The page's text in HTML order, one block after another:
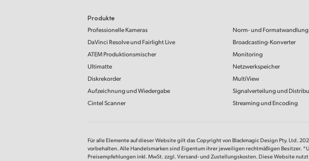
Produkte
Professionelle Kameras
DaVinci Resolveund Fairlight Live
ATEM Produktionsmischer
Ultimatte
Diskrekorder
Aufzeichnung und Wiedergabe
Cintel Scanner
Norm- und Formatwandlung
Broadcasting-Konverter
Monitoring
Netzwerkspeicher
MultiView
Signalverteilung und
Streaming und Encoding
Für alle Elemente auf dieser Website gilt das Copyright von Blackmagic Design Pty. Ltd.
vorbehalten. Alle Handelsmarken sind Eigentum ihrer jeweiligen rechtmäßigen Besitzer.
Preisempfehlungen inkl. MwSt. zzgl. Versand- und Zustellungskosten. Diese Website